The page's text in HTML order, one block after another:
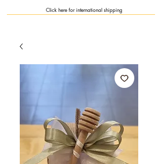
Click here for international shipping